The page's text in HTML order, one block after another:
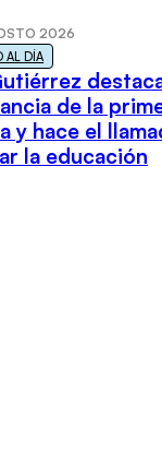
2026
AL DÍA
de la
y hace el
la educación